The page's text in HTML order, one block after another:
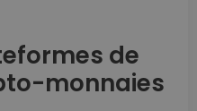
de
monnaies